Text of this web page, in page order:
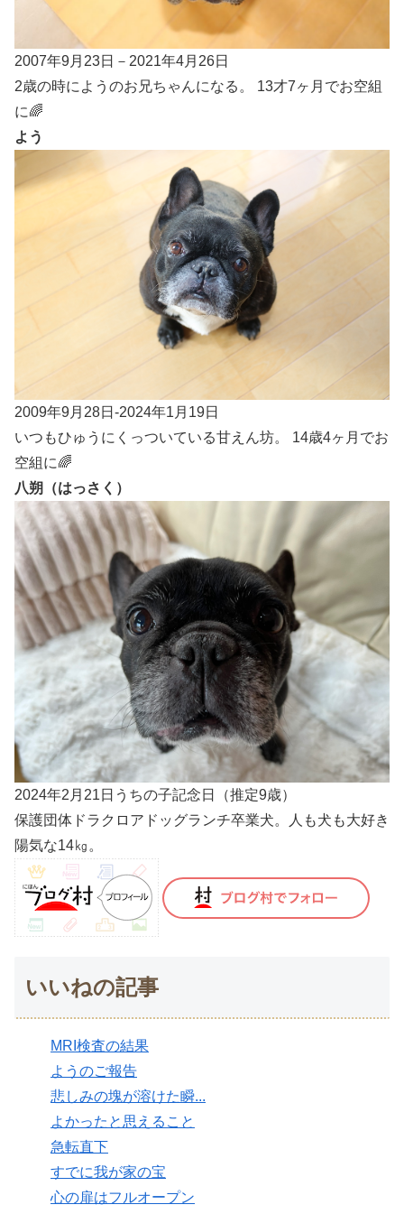
2007年9月23日－2021年4月26日
2歳の時にようのお兄ちゃんになる。 13才7ヶ月でお空組
に🌈
よう
2009年9月28日-2024年1月19日
いつもひゅうにくっついている甘えん坊。 14歳4ヶ月でお
空組に🌈
八朔（はっさく）
2024年2月21日うちの子記念日（推定9歳）
保護団体ドラクロアドッグランチ卒業犬。人も犬も大好き
陽気な14㎏。
いいねの記事
MRI検査の結果
ようのご報告
悲しみの塊が溶けた瞬...
よかったと思えること
急転直下
すでに我が家の宝
心の扉はフルオープン